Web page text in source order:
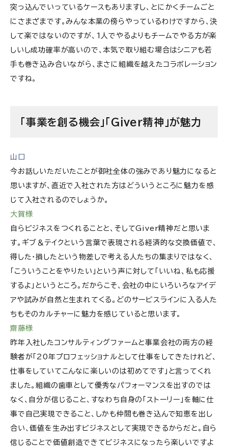
突っ込んでいっているケースもありますし、とにかくチームごと
にさまざまです。みんな本業の傍らやっているわけですから、決
して楽ではないのですが、1人でやるよりもチームでやる方が楽
しいし成功確率が高いので、本気で取り組む場合はシニアも若
手も巻き込み合いながら、まさに組織を越えたコラボレーション
ですね。
「事業を創る機会」「Giver精神」が魅力
山口
今お話しいただいたことが御社全体の強みであり魅力になると
思いますが、直近で入社された方はどういうところに魅力を感
じて入社されるのでしょうか。
大賀様
自らビジネスをつくれることと、そしてGiver精神だと思いま
す。ギブ＆テイクという言葉で表現される経済的な交換価値で、
得した・損したという物差しで考える人たちの集まりではなく、
「こういうことをやりたい」という声に対して「いいね、私も応援
するよ」というところ。だからこそ、会社の中にいろいろなアイデ
アや試みが自然と生まれてくる。どのサービスラインに入る人た
ちもそのカルチャーに魅力を感じていると思います。
齋藤様
昨年入社したコンサルティングファームと事業会社の両方の経
験者が「20年プロフェッショナルとして仕事をしてきたけれど、
仕事をしていてこんなに楽しいのは初めてです」と言ってくれ
ました。組織の歯車として優秀なパフォーマンスを出すのでは
なく、自分が信じること、すなわち自身の「ストーリー」を軸に仕
事で自己実現できること、しかも仲間も巻き込んで知恵を出し
合い、価値を生み出すビジネスとして実現できるからだと。自ら
信じることで価値創造できてビジネスになったら楽しいですよ